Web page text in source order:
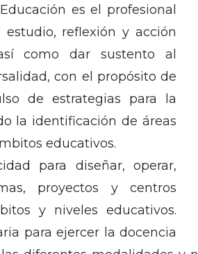
es el profesional
reflexión y acción
como dar sustento al
con el propósito de
de estrategias para la
la identificación de áreas
educativos.
para diseñar, operar,
proyectos y centros
y niveles educativos.
para ejercer la docencia